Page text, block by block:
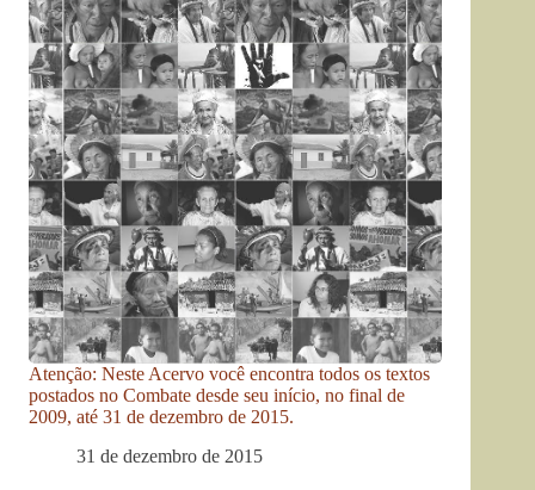
Atenção: Neste Acervo você encontra todos os textos
postados no Combate desde seu início, no final de
2009, até 31 de dezembro de 2015.
31 de dezembro de 2015